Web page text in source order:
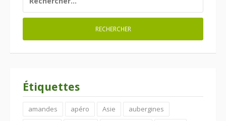
Étiquettes
amandes apéro Asie
aubergines